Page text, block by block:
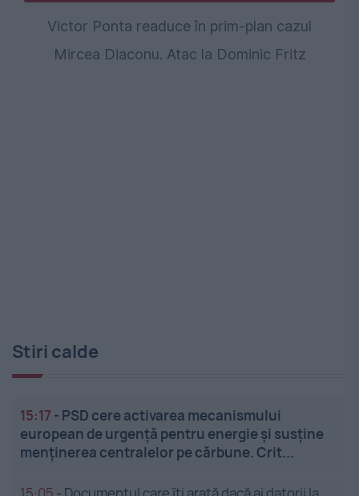
Victor Ponta readuce în prim-plan cazul
Mircea Diaconu. Atac la Dominic Fritz
Stiri calde
15:17 - PSD cere activarea mecanismului
european de urgență pentru energie și susține
menținerea centralelor pe cărbune. Crit...